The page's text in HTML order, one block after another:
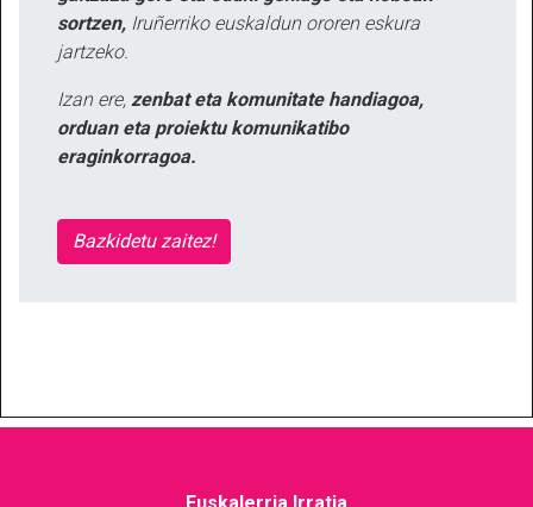
sortzen, Iruñerriko euskaldun ororen eskura
jartzeko.
Izan ere, zenbat eta komunitate handiagoa,
orduan eta proiektu komunikatibo
eraginkorragoa.
Bazkidetu zaitez!